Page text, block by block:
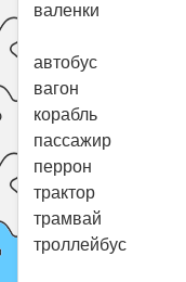
валенки
автобус
вагон
корабль
пассажир
перрон
трактор
трамвай
троллейбус